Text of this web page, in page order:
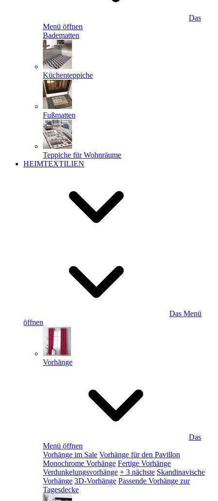
Das
Menü öffnen
Badematten
Küchenteppiche
Fußmatten
Teppiche für Wohnräume
HEIMTEXTILIEN
Das Menü
öffnen
Vorhänge
Das
Menü öffnen
Vorhänge im Sale Vorhänge für den Pavillon
Monochrome Vorhänge Fertige Vorhänge
Verdunkelungsvorhänge + 3 nächste Skandinavische
Vorhänge 3D-Vorhänge Passende Vorhänge zur
Tagesdecke